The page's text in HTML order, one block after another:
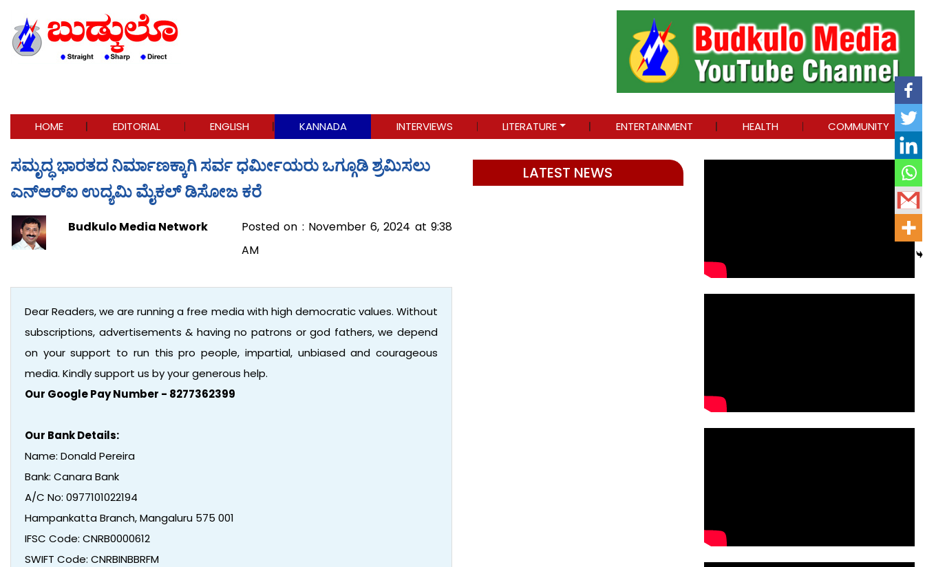
HOME EDITORIAL ENGLISH KANNADA INTERVIEWS LITERATURE ENTERTAINMENT HEALTH COMMUNITY
ಸಮೃದ್ಧ ಭಾರತದ ನಿರ್ಮಾಣಕ್ಕಾಗಿ ಸರ್ವ ಧರ್ಮೀಯರು ಒಗ್ಗೂಡಿ ಶ್ರಮಿಸಲು
ಎನ್‌ಆರ್‌ಐ ಉದ್ಯಮಿ ಮೈಕಲ್ ಡಿಸೋಜ ಕರೆ
Budkulo Media Network
Posted on : November 6, 2024 at 9:38
AM
Dear Readers, we are running a free media with high democratic values. Without
subscriptions, advertisements & having no patrons or god fathers, we depend
on your support to run this pro people, impartial, unbiased and courageous
media. Kindly support us by your generous help.
Our Google Pay Number - 8277362399
Our Bank Details:
Name: Donald Pereira
Bank: Canara Bank
A/C No: 0977101022194
Hampankatta Branch, Mangaluru 575 001
IFSC Code: CNRB0000612
SWIFT Code: CNRBINBBRFM
LATEST NEWS